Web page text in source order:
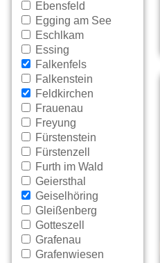
Ebensfeld
Egging am See
Eschlkam
Essing
Falkenfels
Falkenstein
Feldkirchen
Frauenau
Freyung
Fürstenstein
Fürstenzell
Furth im Wald
Geiersthal
Geiselhöring
Gleißenberg
Gotteszell
Grafenau
Grafenwiesen